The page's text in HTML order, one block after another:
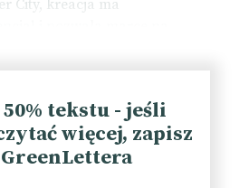
City, kreacja ma
Epic Games nie jest
ścisłym, ale oferuje wirtualne
użytkownicy mogą wchodzić
w wydarzeniach na żywo i
50% tekstu - jeśli
więcej, zapisz